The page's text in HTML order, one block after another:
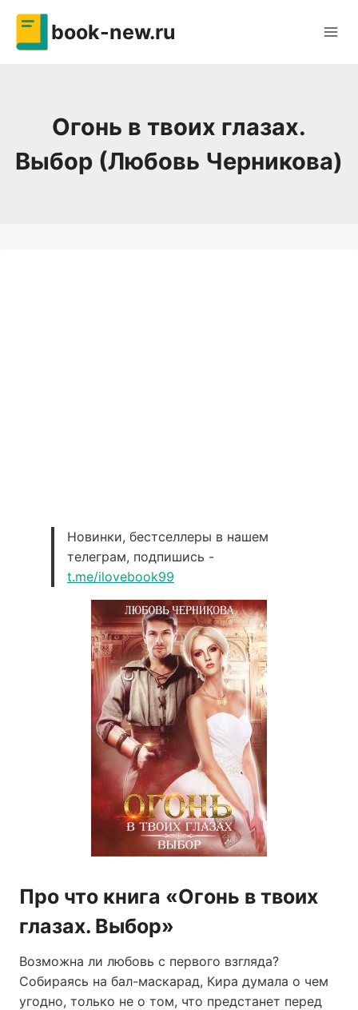
Перейти
содержимому
book-new.ru
Огонь в твоих глазах.
Выбор (Любовь Черникова)
Новинки, бестселлеры в нашем
телеграм, подпишись -
t.me/ilovebook99
Про что книга «Огонь в твоих
глазах. Выбор»
Возможна ли любовь с первого взгляда?
Собираясь на бал-маскарад, Кира думала о чем
угодно, только не о том, что предстанет перед